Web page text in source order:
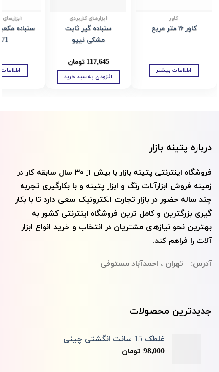
کاور
کاور ۱۶ متر مربع
اطلاعات بیشتر
ابزارهای کاربردی
سنباده گیر ثابت
مشکی نیپو
117,645 تومان
افزودن به سبد خرید
ابزارهای
درباره پتینه بازار
فروشگاه اینترنتی پتينه بازار با بيش از ۳۰ سال سابقه کار در
زمینه فروش ابزارآلات رنگ و ابزار پتينه و با بکارگیری تجربه
چند ساله حضور در بازار تجارت الکترونیک سعی دارد تا با بکار
گیری بزرگترین و کامل ترین فروشگاه اینترنتی کشور به
بهترین نحو نیازهای مشتریان در انتخاب و خرید انواع ابزار
آلات را فراهم کند.
آدرس: تهران ، احمدآباد مستوفی
جدیدترین محصولات
غلطک 15 سانت انگشتی چینی
98,000 تومان